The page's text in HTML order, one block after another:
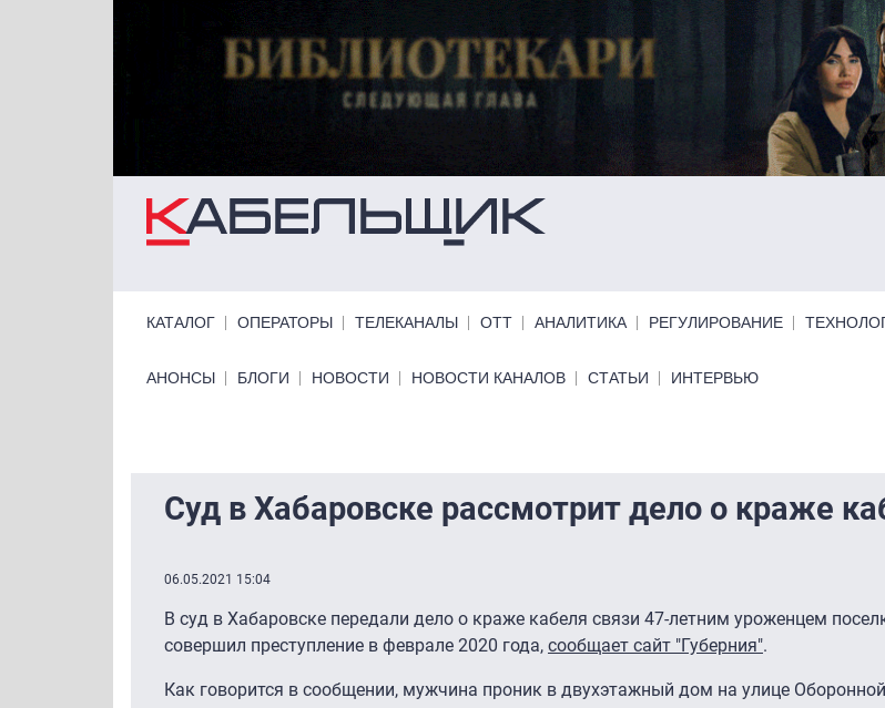
КАТАЛОГ ОПЕРАТОРЫ ТЕЛЕКАНАЛЫ ОТТ АНАЛИТИКА РЕГУЛИРОВАНИЕ
Primary links bottom
АНОНСЫ БЛОГИ НОВОСТИ НОВОСТИ КАНАЛОВ СТАТЬИ ИНТЕРВЬЮ
Суд в Хабаровске рассмотрит дело о краже
06.05.2021 15:04
В суд в Хабаровске передали дело о краже кабеля связи 47-летним уроженцем
совершил преступление в феврале 2020 года, сообщает сайт "Губерния".
Как говорится в сообщении, мужчина проник в двухэтажный дом на улице